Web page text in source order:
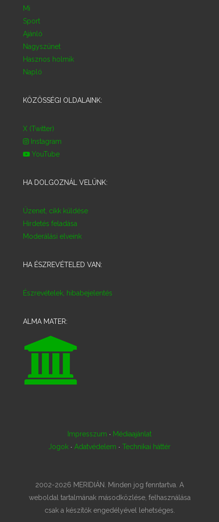
Mi
Sport
Ajánló
Nagyszünet
Hasznos holmik
Napló
KÖZÖSSÉGI OLDALAINK:
X (Twitter)
Instagram
YouTube
HA DOLGOZNÁL VELÜNK:
Üzenet, cikk küldése
Hirdetés feladása
Moderálási elveink
HA ÉSZREVÉTELED VAN:
Észrevételek, hibabejelentés
ALMA MATER:
Impresszum · Médiaajánlat
Jogok · Adatvédelem · Technikai háttér
2002-2026 MERIDIÁN. Minden jog fenntartva. A
weboldal tartalmának másodközlése, felhasználása
csak a készítők engedélyével lehetséges.